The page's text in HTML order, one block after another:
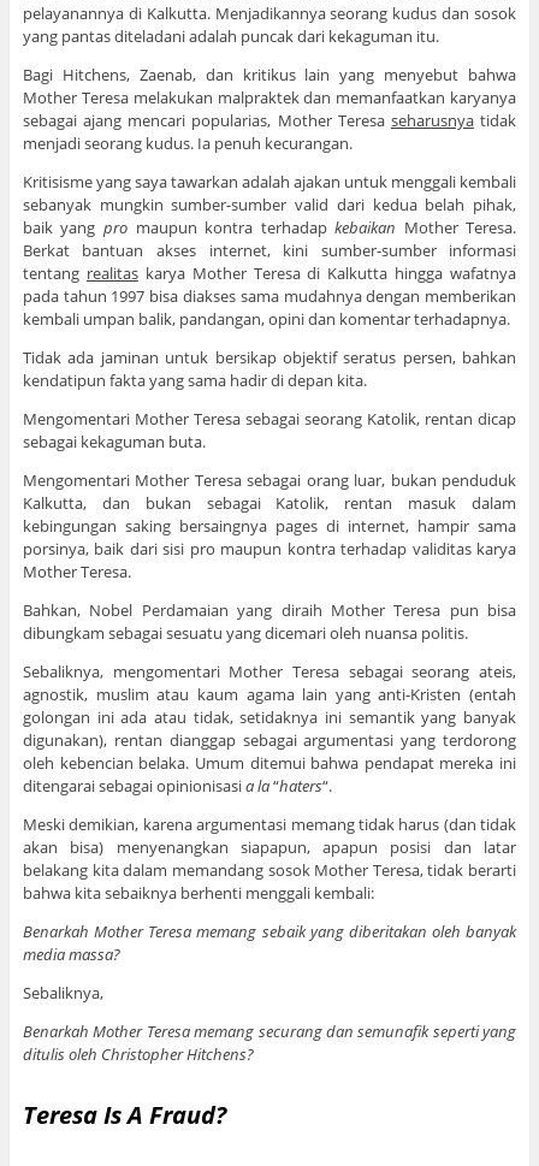
pelayanannya di Kalkutta. Menjadikannya seorang kudus dan sosok
yang pantas diteladani adalah puncak dari kekaguman itu.
Bagi Hitchens, Zaenab, dan kritikus lain yang menyebut bahwa
Mother Teresa melakukan malpraktek dan memanfaatkan karyanya
sebagai ajang mencari popularias, Mother Teresa seharusnyatidak
menjadi seorang kudus. Ia penuh kecurangan.
Kritisisme yang saya tawarkan adalah ajakan untuk menggali kembali
sebanyak mungkin sumber-sumber valid dari kedua belah pihak,
baik yang pro maupun kontra terhadapkebaikan Mother Teresa.
Berkat bantuan akses internet, kini sumber-sumber informasi
tentang realitaskarya Mother Teresa di Kalkutta hingga wafatnya
pada tahun 1997 bisa diakses sama mudahnya dengan memberikan
kembali umpan balik, pandangan, opini dan komentar terhadapnya.
Tidak ada jaminan untuk bersikap objektif seratus persen, bahkan
kendatipun fakta yang sama hadir di depan kita.
Mengomentari Mother Teresa sebagai seorang Katolik, rentan dicap
sebagai kekaguman buta.
Mengomentari Mother Teresa sebagai orang luar, bukan penduduk
Kalkutta, dan bukan sebagai Katolik, rentan masuk dalam
kebingungan saking bersaingnya pages di internet, hampir sama
porsinya, baik dari sisi pro maupun kontra terhadap validitas karya
Mother Teresa.
Bahkan, Nobel Perdamaian yang diraih Mother Teresa pun bisa
dibungkam sebagai sesuatu yang dicemari oleh nuansa politis.
Sebaliknya, mengomentari Mother Teresa sebagai seorang ateis,
agnostik, muslim atau kaum agama lain yang anti-Kristen (entah
golongan ini ada atau tidak, setidaknya ini semantik yang banyak
digunakan), rentan dianggap sebagai argumentasi yang terdorong
oleh kebencian belaka. Umum ditemui bahwa pendapat mereka ini
ditengarai sebagai opinionisasia la“haters“.
Meski demikian, karena argumentasi memang tidak harus (dan tidak
akan bisa) menyenangkan siapapun, apapun posisi dan latar
belakang kita dalam memandang sosok Mother Teresa, tidak berarti
bahwa kita sebaiknya berhenti menggali kembali:
Benarkah Mother Teresa memang sebaik yang diberitakan oleh banyak
media massa?
Sebaliknya,
Benarkah Mother Teresa memang securang dan semunafik seperti yang
ditulis oleh Christopher Hitchens?
Teresa Is A Fraud?